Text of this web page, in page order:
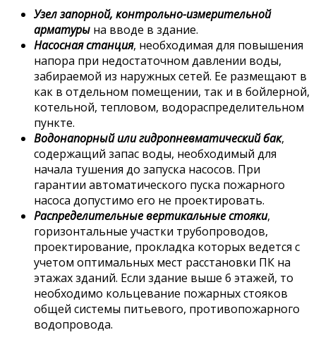
Узел запорной, контрольно-измерительной
арматуры на вводе в здание.
Насосная станция, необходимая для повышения
напора при недостаточном давлении воды,
забираемой из наружных сетей. Ее размещают в
как в отдельном помещении, так и в бойлерной,
котельной, тепловом, водораспределительном
пункте.
Водонапорный или гидропневматический бак,
содержащий запас воды, необходимый для
начала тушения до запуска насосов. При
гарантии автоматического пуска пожарного
насоса допустимо его не проектировать.
Распределительные вертикальные стояки,
горизонтальные участки трубопроводов,
проектирование, прокладка которых ведется с
учетом оптимальных мест расстановки ПК на
этажах зданий. Если здание выше 6 этажей, то
необходимо кольцевание пожарных стояков
общей системы питьевого, противопожарного
водопровода.